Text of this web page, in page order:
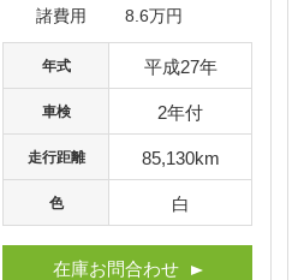
諸費用
8.6万円
年式 平成27年
車検 2年付
走行距離 85,130km
色 白
在庫お問合わせ